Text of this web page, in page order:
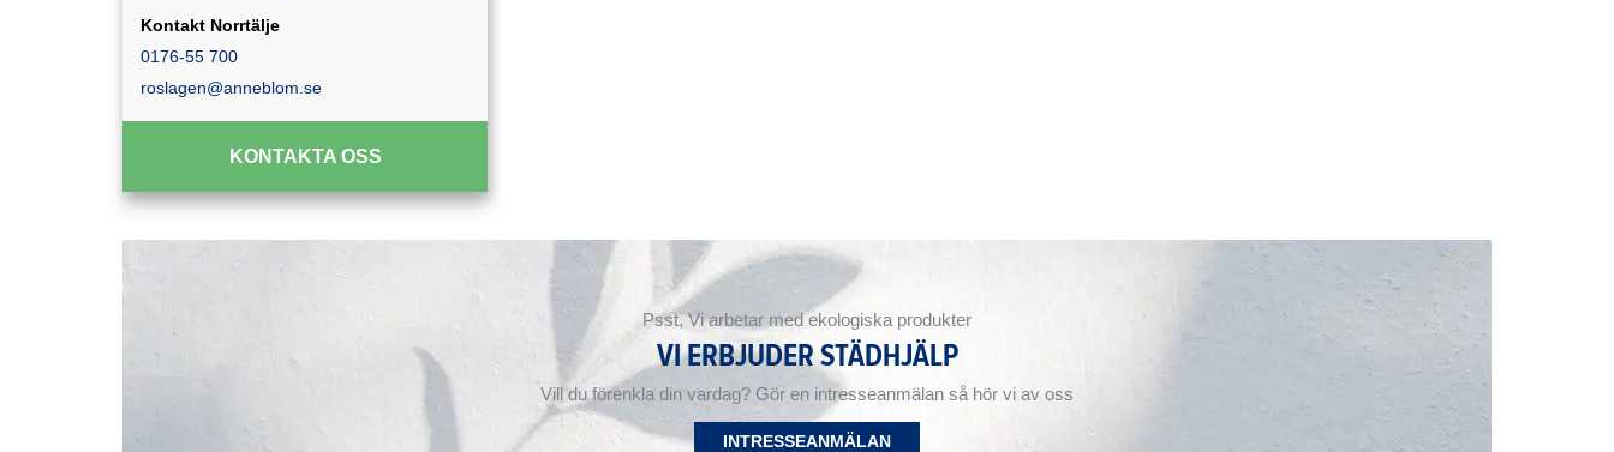
Kontakt Norrtälje
0176-55 700
roslagen@anneblom.se
KONTAKTA OSS
Psst, Vi arbetar med ekologiska produkter
VI ERBJUDER STÄDHJÄLP
Vill du förenkla din vardag? Gör en intresseanmälan så hör vi av oss
INTRESSEANMÄLAN